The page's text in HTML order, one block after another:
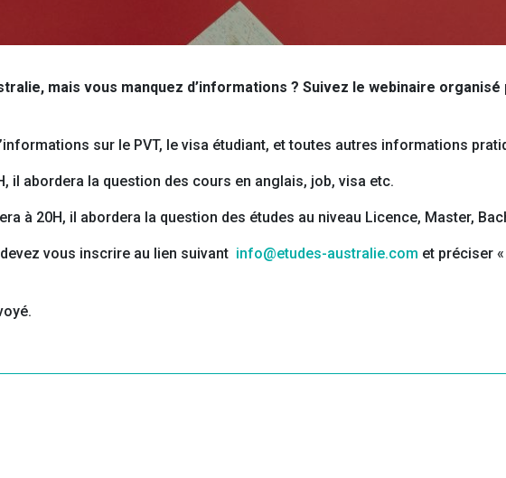
mais vous manquez d’informations ? Suivez le webinaire
sur le PVT, le visa étudiant, et toutes autres informations
il abordera la question des cours en anglais, job, visa etc.
à 20H, il abordera la question des études au niveau Licence, Master,
vous inscrire au lien suivant info@etudes-australie.com et préciser